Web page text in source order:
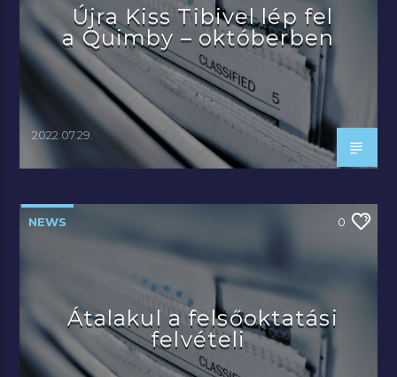
Újra Kiss Tibivel lép fel
a Quimby – októberben
2022.07.29.
NEWS 0
Átalakul a felsőoktatási
felvételi